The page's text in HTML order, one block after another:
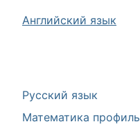
Русский язык
Математика профиль
Английский язык